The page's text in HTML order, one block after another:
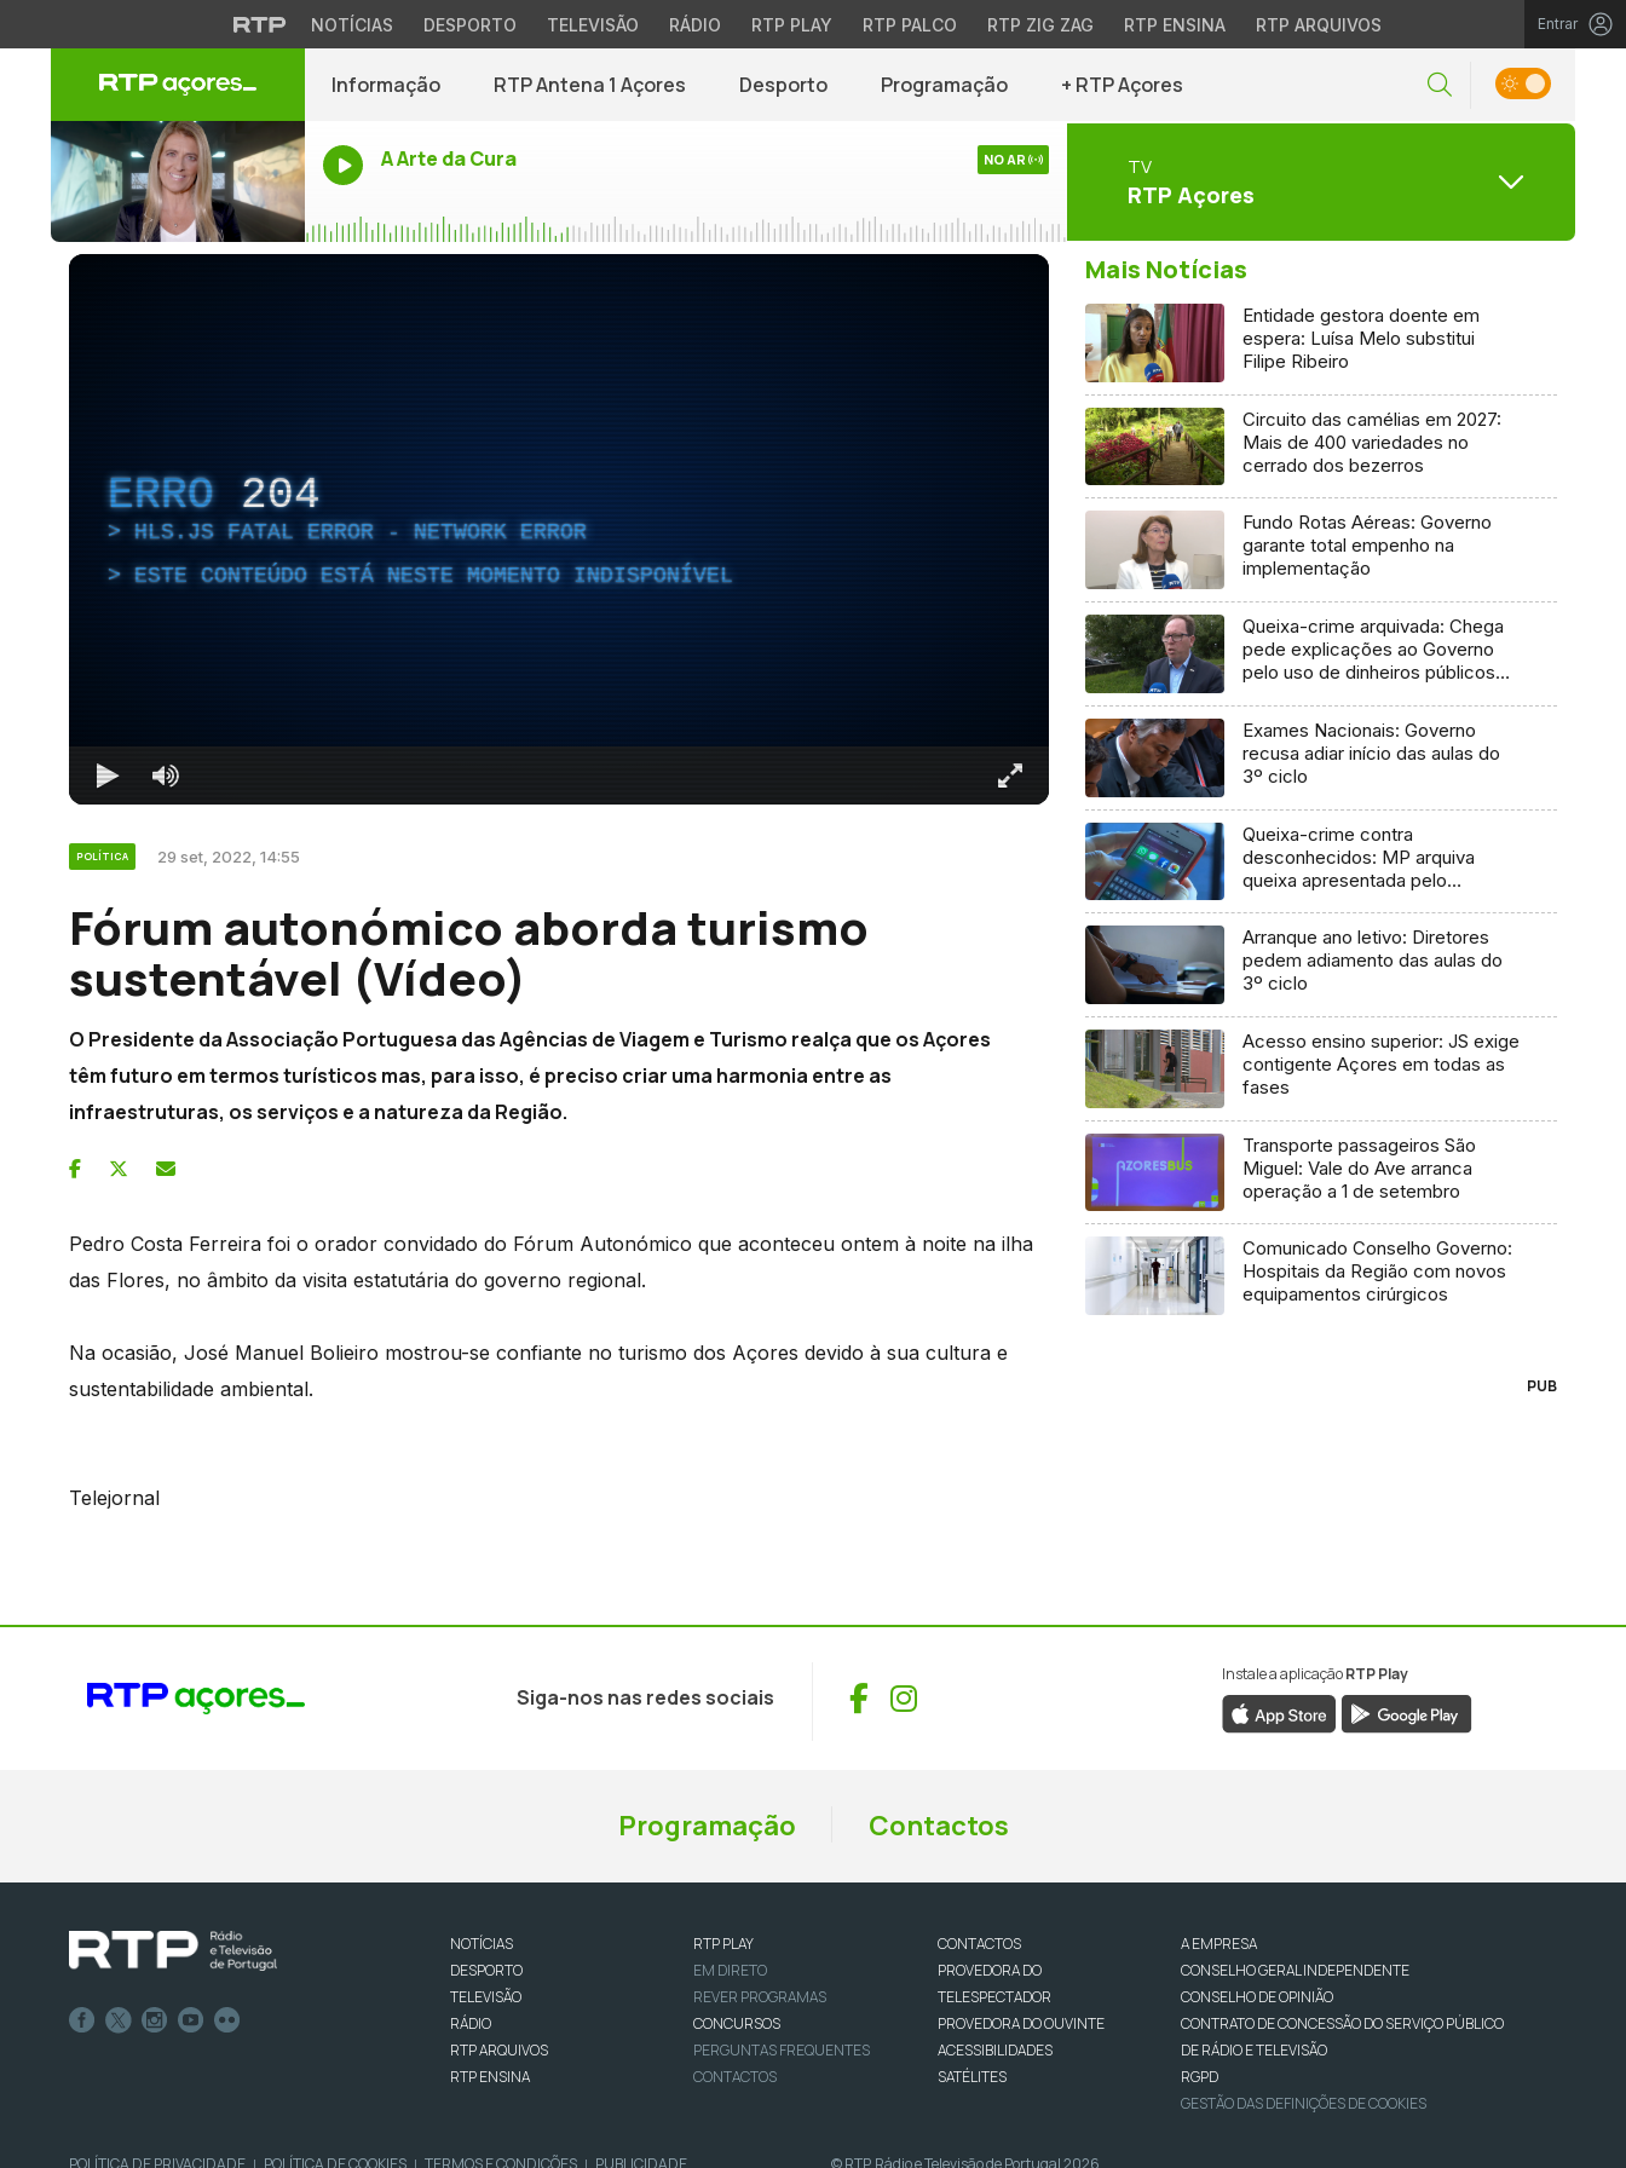
NOTÍCIAS DESPORTO TELEVISÃO RÁDIO RTP PLAY RTP PALCO RTP ZIG ZAG RTP ENSINA RTP ARQUIVOS Entrar
Informação RTP Antena 1 Açores Desporto Programação + RTP Açores
A Arte da Cura NO AR TV
RTP Açores
ERRO 204
HLS.JS FATAL ERROR - NETWORK ERROR
ESTE CONTEÚDO ESTÁ NESTE MOMENTO INDISPONÍVEL
POLÍTICA 29 set, 2022, 14:55
Fórum autonómico aborda turismo
sustentável (Vídeo)
O Presidente da Associação Portuguesa das Agências de Viagem e Turismo realça que os Açores
têm futuro em termos turísticos mas, para isso, é preciso criar uma harmonia entre as
infraestruturas, os serviços e a natureza da Região.
Pedro Costa Ferreira foi o orador convidado do Fórum Autonómico que aconteceu ontem à noite na ilha
das Flores, no âmbito da visita estatutária do governo regional.
Na ocasião, José Manuel Bolieiro mostrou-se confiante no turismo dos Açores devido à sua cultura e
sustentabilidade ambiental.
Telejornal
Mais Notícias
Entidade gestora doente em
espera: Luísa Melo substitui
Filipe Ribeiro
Circuito das camélias em 2027:
Mais de 400 variedades no
cerrado dos bezerros
Fundo Rotas Aéreas: Governo
garante total empenho na
implementação
Queixa-crime arquivada: Chega
pede explicações ao Governo
pelo uso de dinheiros públicos
Exames Nacionais: Governo
recusa adiar início das aulas do
3º ciclo
Queixa-crime contra
desconhecidos: MP arquiva
queixa apresentada pelo
Arranque ano letivo: Diretores
pedem adiamento das aulas do
3º ciclo
Acesso ensino superior: JS exige
contigente Açores em todas as
fases
Transporte passageiros São
Miguel: Vale do Ave arranca
operação a 1 de setembro
Comunicado Conselho Governo:
Hospitais da Região com novos
equipamentos cirúrgicos
PUB
Siga-nos nas redes sociais Facebook
Instagram
Instale a aplicaçãoRTP Play
Programação Contactos
NOTÍCIAS
DESPORTO
TELEVISÃO
RÁDIO
RTP ARQUIVOS
RTP ENSINA
RTP PLAY
EM DIRETO
REVER PROGRAMAS
CONCURSOS
PERGUNTAS FREQUENTES
CONTACTOS
CONTACTOS
PROVEDORA DO
TELESPECTADOR
PROVEDORA DO OUVINTE
ACESSIBILIDADES
SATÉLITES
A EMPRESA
CONSELHO GERAL INDEPENDENTE
CONSELHO DE OPINIÃO
CONTRATO DE CONCESSÃO DO SERVIÇO PÚBLICO
DE RÁDIO E TELEVISÃO
RGPD
GESTÃO DAS DEFINIÇÕES DE COOKIES
POLÍTICA DE PRIVACIDADE | POLÍTICA DE COOKIES | TERMOS E CONDIÇÕES | PUBLICIDADE © RTP, Rádio e Televisão de Portugal 2026